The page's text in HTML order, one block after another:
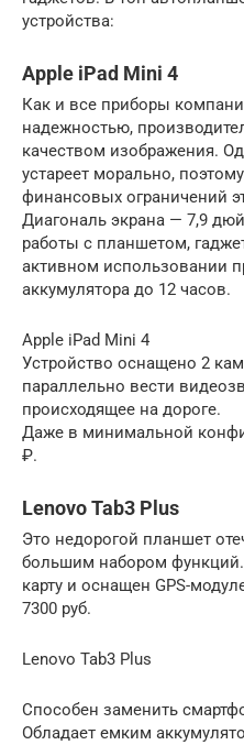
устройства:
Apple iPad Mini 4
Как и все приборы
надежностью,
качеством изображения.
устареет морально,
финансовых ограничений
Диагональ экрана — 7,9
работы с планшетом,
активном использовании
аккумулятора до 12 часов.
Apple iPad Mini 4
Устройство оснащено 2
параллельно вести
происходящее на дороге.
Даже в минимальной
₽.
Lenovo Tab3 Plus
Это недорогой планшет
большим набором
карту и оснащен GPS-
7300 руб.
Lenovo Tab3 Plus
Способен заменить
Обладает емким